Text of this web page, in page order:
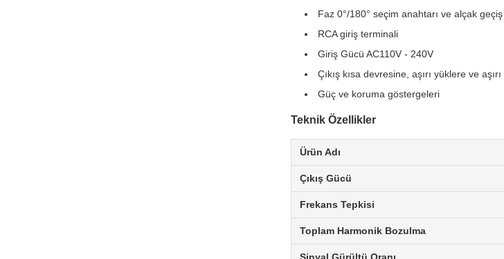
Faz 0°/180° seçim anahtarı ve alçak
RCA giriş terminali
Giriş Gücü AC110V - 240V
Çıkış kısa devresine, aşırı yüklere ve
Güç ve koruma göstergeleri
Teknik Özellikler
Ürün Adı
Çıkış Gücü
Frekans Tepkisi
Toplam Harmonik Bozulma